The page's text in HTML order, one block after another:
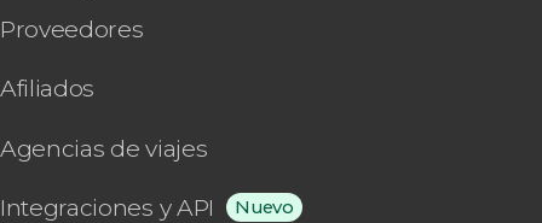
Proveedores
Afiliados
Agencias de viajes
Integraciones y API Nuevo